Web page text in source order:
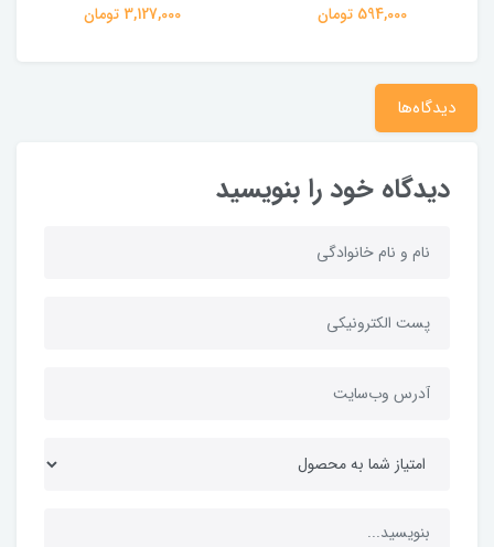
594,000 تومان 3,127,000 تومان
دیدگاه‌ها
دیدگاه خود را بنویسید